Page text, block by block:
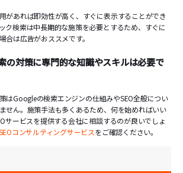
があれば即効性が高く、すぐに表示することができ
ク検索は中長期的な施策を必要とするため、すぐに
合は広告がおススメです。
の対策に専門的な知識やスキルは必要で
はGoogleの検索エンジンの仕組みやSEO全般につい
せん。施策手法も多くあるため、何を始めればいい
サービスを提供する会社に相談するのが良いでしょ
コンサルティングサービスをご確認ください。